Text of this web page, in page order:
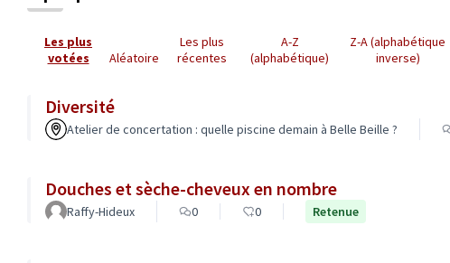
Les plus
votées
Aléatoire
Les plus
récentes
A-Z
(alphabétique)
Z-A (alphabétique
inverse)
Diversité
Atelier de concertation : quelle piscine demain à Belle Beille ?
Douches et sèche-cheveux en nombre
Raffy-Hideux 0 0 Retenue